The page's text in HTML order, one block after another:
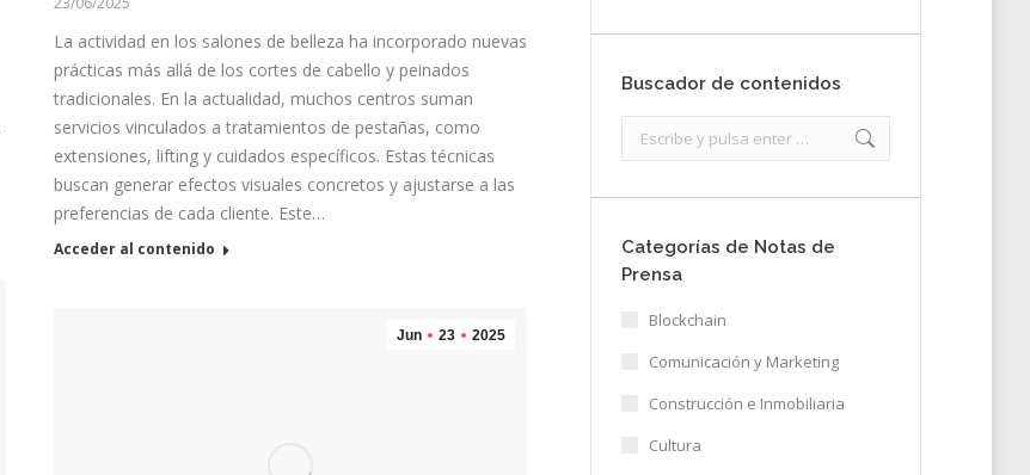
La actividad en los salones de belleza ha incorporado nuevas
prácticas más allá de los cortes de cabello y peinados
tradicionales. En la actualidad, muchos centros suman
servicios vinculados a tratamientos de pestañas, como
extensiones, lifting y cuidados específicos. Estas técnicas
buscan generar efectos visuales concretos y ajustarse a las
preferencias de cada cliente. Este…
Acceder al contenido
Jun 23 2025
Buscador de contenidos
Categorías de Notas de
Prensa
Blockchain
Comunicación y Marketing
Construcción e Inmobiliaria
Cultura